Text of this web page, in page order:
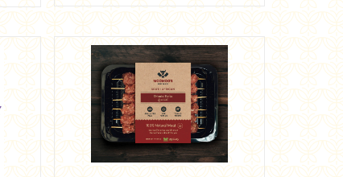
جنيه 235.00
أضف للسلة
جنيه